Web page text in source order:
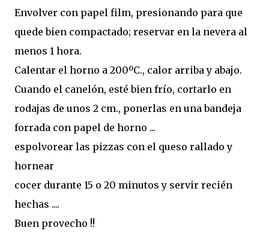
Envolver con papel film, presionando para que
quede bien compactado; reservar en la nevera al
menos 1 hora.
Calentar el horno a 200ºC., calor arriba y abajo.
Cuando el canelón, esté bien frío, cortarlo en
rodajas de unos 2 cm., ponerlas en una bandeja
forrada con papel de horno ...
espolvorear las pizzas con el queso rallado y
hornear
cocer durante 15 o 20 minutos y servir recién
hechas ....
Buen provecho !!